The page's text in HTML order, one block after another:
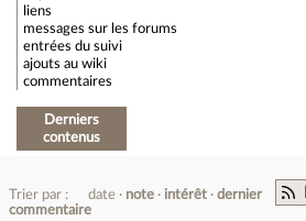
liens
messages sur les forums
entrées du suivi
ajouts au wiki
commentaires
Derniers
contenus
Trier par : date note intérêt
dernier
commentaire